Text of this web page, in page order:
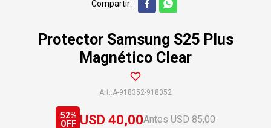
 
Protector Samsung S25 Plus
Magnético Clear
A-918352-918352
USD 40,00 USD 85,00
52